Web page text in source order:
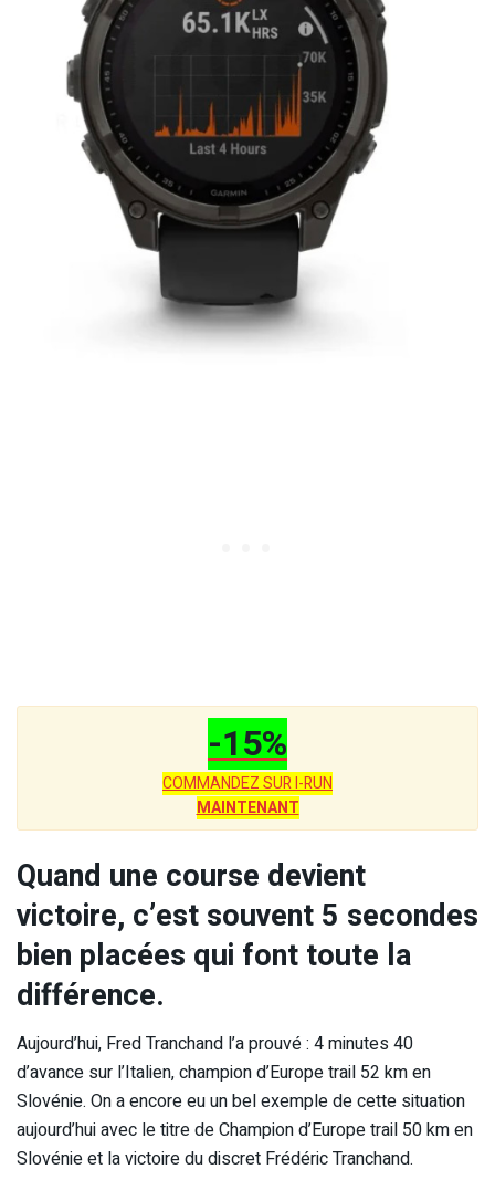
-15%
COMMANDEZ SUR I-RUN
MAINTENANT
Quand une course devient
victoire, c’est souvent 5 secondes
bien placées qui font toute la
différence.
Aujourd’hui, Fred Tranchand l’a prouvé : 4 minutes 40
d’avance sur l’Italien, champion d’Europe trail 52 km en
Slovénie. On a encore eu un bel exemple de cette situation
aujourd’hui avec le titre de Champion d’Europe trail 50 km en
Slovénie et la victoire du discret Frédéric Tranchand.